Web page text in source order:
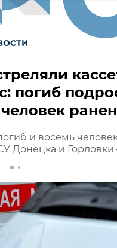
погиб
и восемь
Донецка и